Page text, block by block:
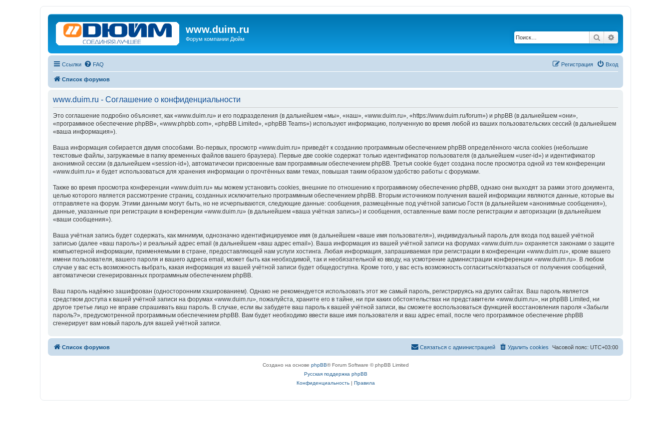
www.duim.ru
Форум компании Дюйм Поиск
Ссылки FAQ Вход
Регистрация
Список форумов
www.duim.ru - Соглашение о конфиденциальности
Это соглашение подробно объясняет, как «www.duim.ru» и его подразделения (в дальнейшем «мы», «наш», «www.duim.ru», «https://www.duim.ru/forum») и phpBB (в дальнейшем «они»,
«программное обеспечение phpBB», «www.phpbb.com», «phpBB Limited», «phpBB Teams») используют информацию, полученную во время любой из ваших пользовательских сессий (в дальнейшем
«ваша информация»).
Ваша информация собирается двумя способами. Во-первых, просмотр «www.duim.ru» приведёт к созданию программным обеспечением phpBB определённого числа cookies (небольшие
текстовые файлы, загружаемые в папку временных файлов вашего браузера). Первые две cookie содержат только идентификатор пользователя (в дальнейшем «user-id») и идентификатор
анонимной сессии (в дальнейшем «session-id»), автоматически присвоенные вам программным обеспечением phpBB. Третья cookie будет создана после просмотра одной из тем конференции
«www.duim.ru» и будет использоваться для хранения информации о прочтённых вами темах, повышая таким образом удобство работы с форумами.
Также во время просмотра конференции «www.duim.ru» мы можем установить cookies, внешние по отношению к программному обеспечению phpBB, однако они выходят за рамки этого документа,
целью которого является рассмотрение страниц, созданных исключительно программным обеспечением phpBB. Вторым источником получения вашей информации являются данные, которые вы
отправляете на форум. Этими данными могут быть, но не исчерпываются, следующие данные: сообщения, размещённые под учётной записью Гостя (в дальнейшем «анонимные сообщения»),
данные, указанные при регистрации в конференции «www.duim.ru» (в дальнейшем «ваша учётная запись») и сообщения, оставленные вами после регистрации и авторизации (в дальнейшем
«ваши сообщения»).
Ваша учётная запись будет содержать, как минимум, однозначно идентифицируемое имя (в дальнейшем «ваше имя пользователя»), индивидуальный пароль для входа под вашей учётной
записью (далее «ваш пароль») и реальный адрес email (в дальнейшем «ваш адрес email»). Ваша информация из вашей учётной записи на форумах «www.duim.ru» охраняется законами о защите
компьютерной информации, применяемыми в стране, предоставляющей нам услуги хостинга. Любая информация, запрашиваемая при регистрации в конференции «www.duim.ru», кроме вашего
имени пользователя, вашего пароля и вашего адреса email, может быть как необходимой, так и необязательной ко вводу, на усмотрение администрации конференции «www.duim.ru». В любом
случае у вас есть возможность выбрать, какая информация из вашей учётной записи будет общедоступна. Кроме того, у вас есть возможность согласиться/отказаться от получения сообщений,
автоматически сгенерированных программным обеспечением phpBB.
Ваш пароль надёжно зашифрован (односторонним хэшированием). Однако не рекомендуется использовать этот же самый пароль, регистрируясь на других сайтах. Ваш пароль является
средством доступа к вашей учётной записи на форумах «www.duim.ru», пожалуйста, храните его в тайне, ни при каких обстоятельствах ни представители «www.duim.ru», ни phpBB Limited, ни
другое третье лицо не вправе спрашивать ваш пароль. В случае, если вы забудете ваш пароль к вашей учётной записи, вы сможете воспользоваться функцией восстановления пароля «Забыли
пароль?», предусмотренной программным обеспечением phpBB. Вам будет необходимо ввести ваше имя пользователя и ваш адрес email, после чего программное обеспечение phpBB
сгенерирует вам новый пароль для вашей учётной записи.
Список форумов Часовой пояс: UTC+03:00
Удалить cookies
Связаться с администрацией
Создано на основе phpBB® Forum Software © phpBB Limited
Русская поддержка phpBB
Конфиденциальность| Правила